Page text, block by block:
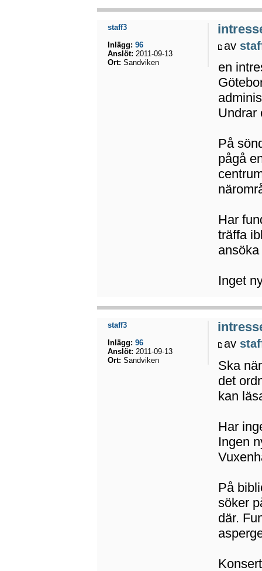
av
en
Undrar
På
pågå
Har
träffa
Inget
staff3
Inlägg: 96
Anslöt: 2011-09-13
Ort: Sandviken
av
Ska
det
kan
Har
Ingen
På
söker
där.
staff3
Inlägg: 96
Anslöt: 2011-09-13
Ort: Sandviken